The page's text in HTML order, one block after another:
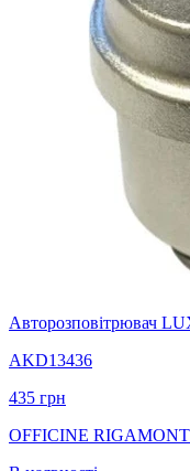
Авторозповітрювач
AKD13436
435 грн
OFFICINE